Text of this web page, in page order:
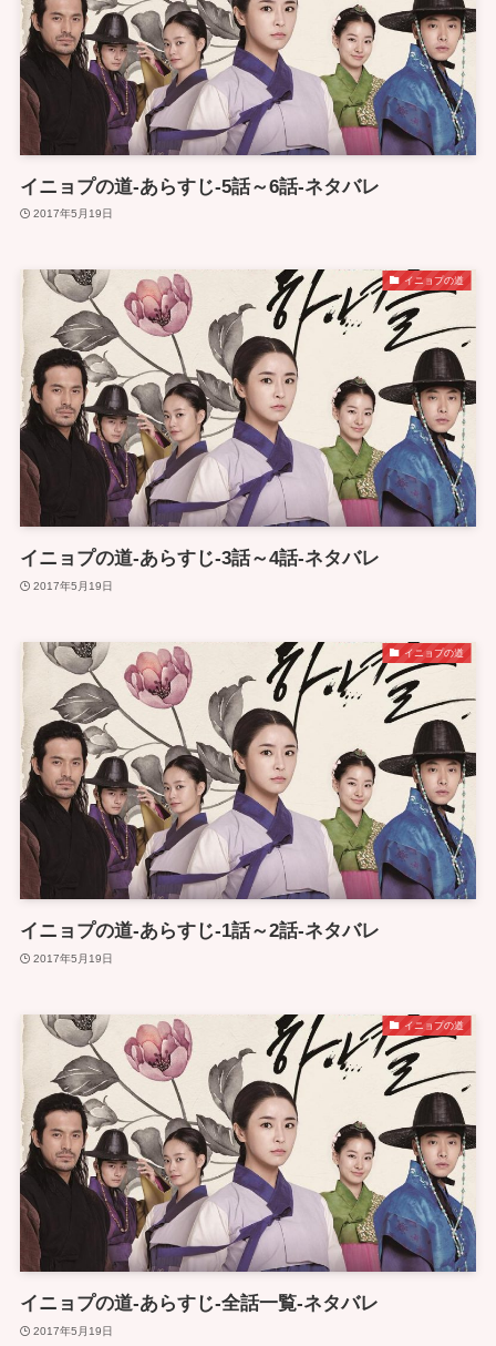
イニョプの道-あらすじ-5話～6話-ネタバレ
2017年5月19日
イニョプの道
イニョプの道-あらすじ-3話～4話-ネタバレ
2017年5月19日
イニョプの道
イニョプの道-あらすじ-1話～2話-ネタバレ
2017年5月19日
イニョプの道
イニョプの道-あらすじ-全話一覧-ネタバレ
2017年5月19日